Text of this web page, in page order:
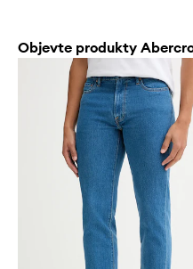
Objevte produkty